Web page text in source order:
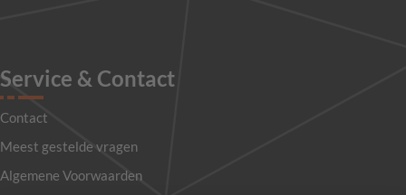
Service & Contact
Contact
Meest gestelde vragen
Algemene Voorwaarden